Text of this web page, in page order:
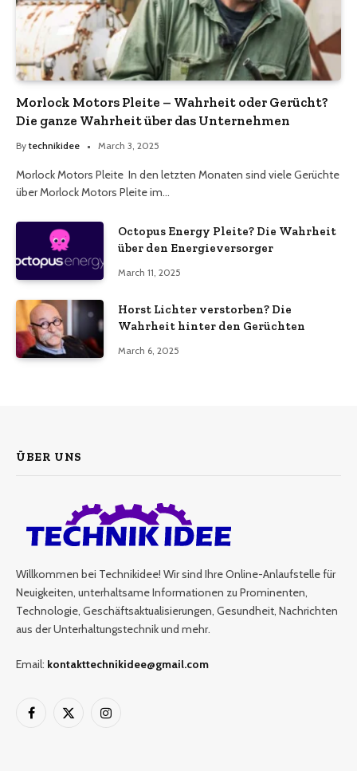
Morlock Motors Pleite – Wahrheit oder Gerücht?
Die ganze Wahrheit über das Unternehmen
By technikidee March 3, 2025
Morlock Motors Pleite In den letzten Monaten sind viele Gerüchte
über Morlock Motors Pleite im…
Octopus Energy Pleite? Die Wahrheit
über den Energieversorger
March 11, 2025
Horst Lichter verstorben? Die
Wahrheit hinter den Gerüchten
March 6, 2025
ÜBER UNS
Willkommen bei Technikidee! Wir sind Ihre Online-Anlaufstelle für
Neuigkeiten, unterhaltsame Informationen zu Prominenten,
Technologie, Geschäftsaktualisierungen, Gesundheit, Nachrichten
aus der Unterhaltungstechnik und mehr.
Email: kontakttechnikidee@gmail.com
Facebook
X
Instagram